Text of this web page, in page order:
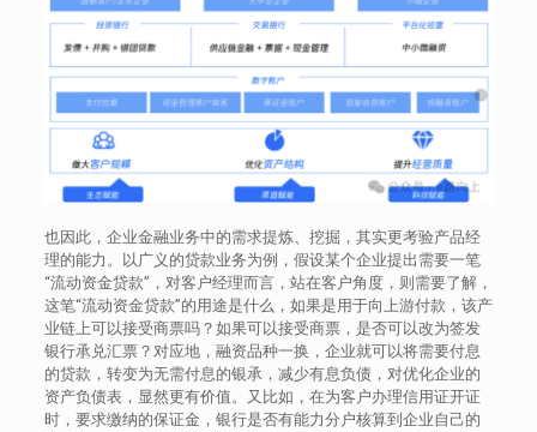
也因此，企业金融业务中的需求提炼、挖掘，其实更考验产品经
理的能力。以广义的贷款业务为例，假设某个企业提出需要一笔
“流动资金贷款”，对客户经理而言，站在客户角度，则需要了解，
这笔“流动资金贷款”的用途是什么，如果是用于向上游付款，该产
业链上可以接受商票吗？如果可以接受商票，是否可以改为签发
银行承兑汇票？对应地，融资品种一换，企业就可以将需要付息
的贷款，转变为无需付息的银承，减少有息负债，对优化企业的
资产负债表，显然更有价值。又比如，在为客户办理信用证开证
时，要求缴纳的保证金，银行是否有能力分户核算到企业自己的